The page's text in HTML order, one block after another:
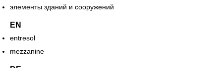
элементы зданий и сооружений
EN
entresol
mezzanine